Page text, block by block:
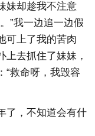
妹却趁我不注意
”我一边追一边假
可上了我的苦肉
上去抓住了妹妹，
“救命呀，我毁容
了，不知道会有什